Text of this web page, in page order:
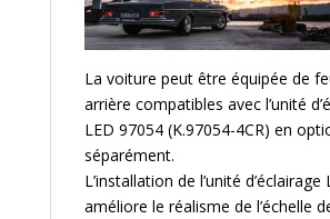
La voiture peut être équipée de
arrière compatibles avec l’unité
LED 97054 (K.97054-4CR) en
séparément.
L’installation de l’unité d’éclairage
améliore le réalisme de l’échelle